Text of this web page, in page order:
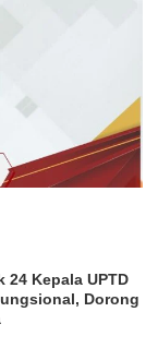
Kepala UPTD
Dorong